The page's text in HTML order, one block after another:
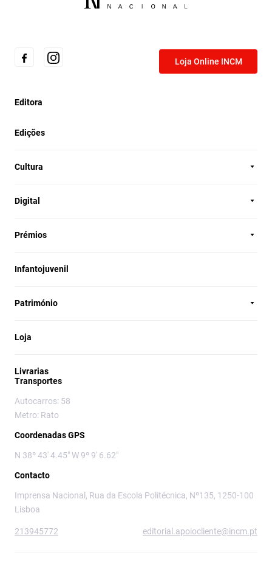
Loja Online INCM
Editora
Edições
Cultura
Digital
Prémios
Infantojuvenil
Património
Loja
Livrarias
Transportes
Autocarros: 58
Metro: Rato
Coordenadas GPS
N 38º 43' 4.45" W 9º 9' 6.62"
Contacto
Imprensa Nacional, Rua da Escola Politécnica, Nº135, 1250-100
Lisboa
213945772 editorial.apoiocliente@incm.pt